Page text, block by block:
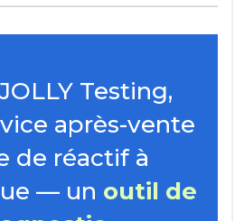
Testing,
après-vente
de réactif à
— un outil de